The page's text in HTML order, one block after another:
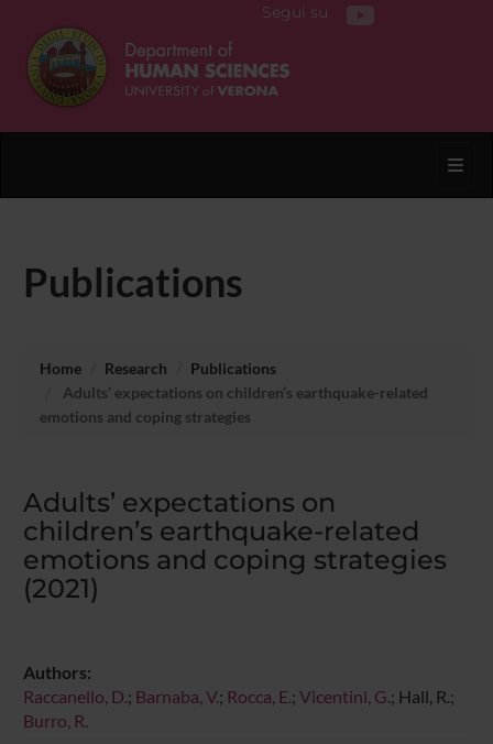
Segui su
Publications
Home Research
Publications
Adults’ expectations on children’s earthquake-related
emotions and coping strategies
Adults’ expectations on
children’s earthquake-related
emotions and coping strategies
(2021)
Authors:
Raccanello, D.; Barnaba, V.; Rocca, E.; Vicentini, G.; Hall, R.;
Burro, R.